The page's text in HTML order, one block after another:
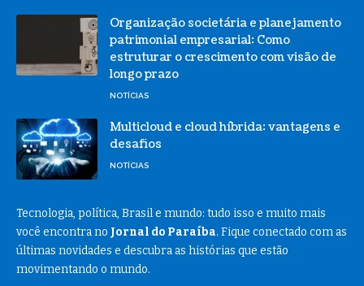
Organização societária e planejamento
patrimonial empresarial: Como
estruturar o crescimento com visão de
longo prazo
NOTÍCIAS
Multicloud e cloud híbrida: vantagens e
desafios
NOTÍCIAS
Tecnologia, política, Brasil e mundo: tudo isso e muito mais
você encontra no Jornal do Paraíba. Fique conectado com as
últimas novidades e descubra as histórias que estão
movimentando o mundo.